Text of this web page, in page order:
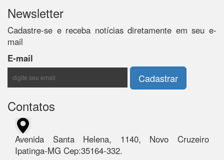
Newsletter
Cadastre-se e receba notícias diretamente em seu e-
mail
E-mail
Contatos
Avenida Santa Helena, 1140, Novo Cruzeiro
Ipatinga-MG Cep:35164-332.